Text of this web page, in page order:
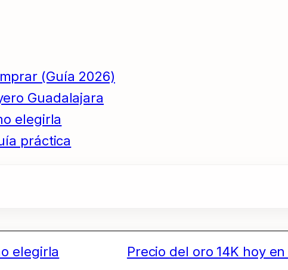
(Guía 2026)
Guadalajara
elegirla
práctica
elegirla Precio del oro 14K hoy